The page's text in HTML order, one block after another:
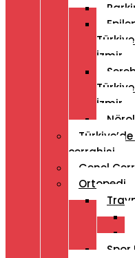
İzmir
İzmir
cerrahisi
Genel
Ortopedi
Spor